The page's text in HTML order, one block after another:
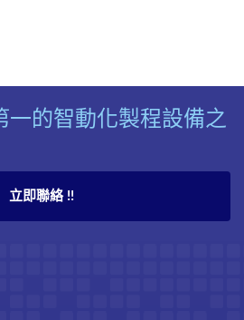
一的智動化製程設備之
立即聯絡 !!